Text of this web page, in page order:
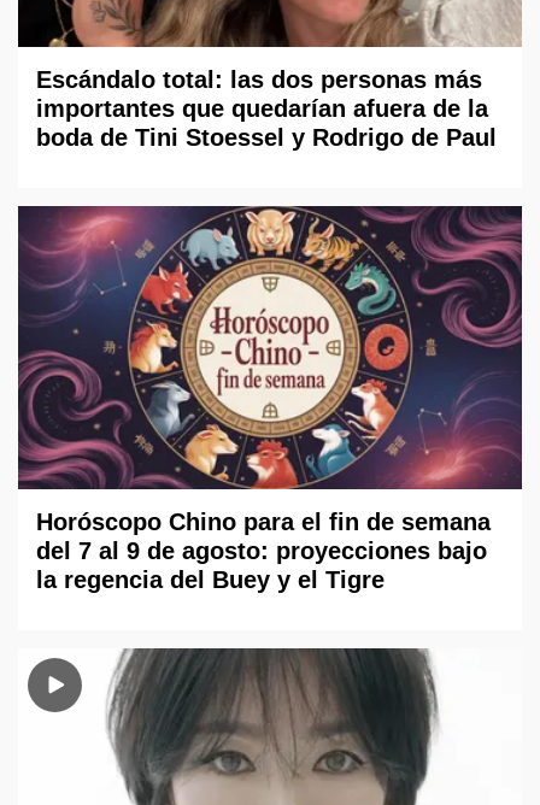
Escándalo total: las dos personas más
importantes que quedarían afuera de la
boda de Tini Stoessel y Rodrigo de Paul
Horóscopo Chino para el fin de semana
del 7 al 9 de agosto: proyecciones bajo
la regencia del Buey y el Tigre